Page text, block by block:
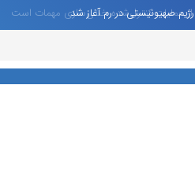
عملیات کنترل‌شده خنثی‌سازی مهمات است
صهیونیستی در رم آغاز شد